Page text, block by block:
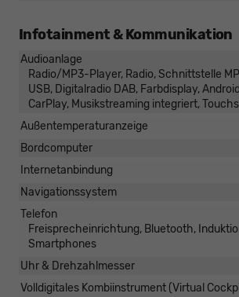
Infotainment & Kommunikation
Audioanlage
Radio/MP3-Player, Radio, Schnittstelle
USB, Digitalradio DAB, Farbdisplay,
CarPlay, Musikstreaming integriert,
Außentemperaturanzeige
Bordcomputer
Internetanbindung
Navigationssystem
Telefon
Freisprecheinrichtung, Bluetooth,
Smartphones
Uhr & Drehzahlmesser
Volldigitales Kombiinstrument (Virtual